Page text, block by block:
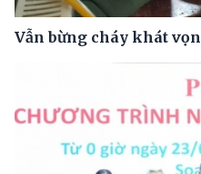
Vẫn bừng cháy khát